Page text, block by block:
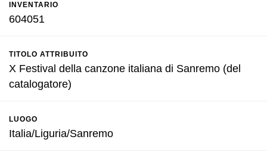
INVENTARIO
604051
TITOLO ATTRIBUITO
X Festival della canzone italiana di Sanremo (del
catalogatore)
LUOGO
Italia/Liguria/Sanremo